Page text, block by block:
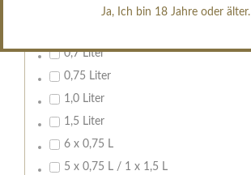
Ja, Ich bin 18 Jahre oder älter.
0,7 Liter
0,75 Liter
1,0 Liter
1,5 Liter
6 x 0,75 L
5 x 0,75 L / 1 x 1,5 L